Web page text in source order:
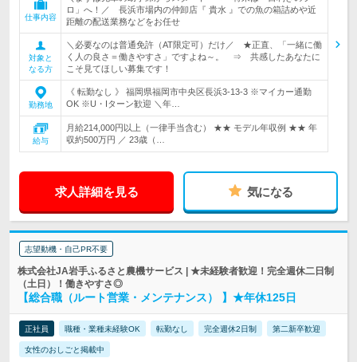
仕事内容
ロ」へ！／ 長浜市場内の仲卸店『 貴水 』での魚の箱詰めや近
距離の配送業務などをお任せ
対象と
なる方
＼必要なのは普通免許（AT限定可）だけ／ ★正直、「一緒に働
く人の良さ＝働きやすさ」ですよね～。 ⇒ 共感したあなたに
こそ見てほしい募集です！
勤務地
《 転勤なし 》 福岡県福岡市中央区長浜3-13-3 ※マイカー通勤
OK ※U・Iターン歓迎 ＼年…
給与
月給214,000円以上（一律手当含む） ★★ モデル年収例 ★★ 年
収約500万円 ／ 23歳（…
求人詳細を見る 気になる
志望動機・自己PR不要
株式会社JA岩手ふるさと農機サービス | ★未経験者歓迎！完全週休二日制
（土日）！働きやすさ◎
【総合職（ルート営業・メンテナンス） 】★年休125日
正社員 職種・業種未経験OK 転勤なし 完全週休2日制 第二新卒歓迎
女性のおしごと掲載中